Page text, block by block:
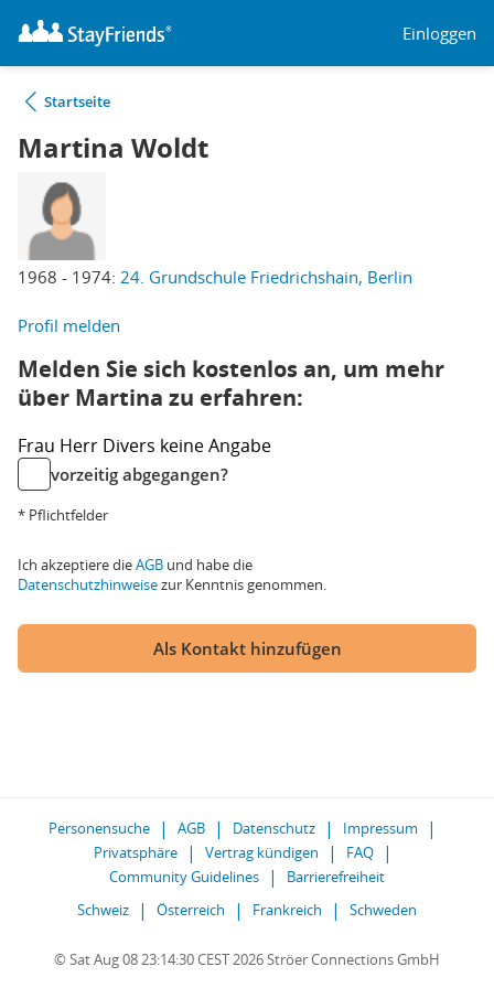
Einloggen
Startseite
Martina Woldt
1968 - 1974: 24. Grundschule Friedrichshain, Berlin
Profil melden
Melden Sie sich kostenlos an, um mehr
über Martina zu erfahren:
Frau Herr Divers keine Angabe
vorzeitig abgegangen?
* Pflichtfelder
Ich akzeptiere dieAGB und habe die
Datenschutzhinweisezur Kenntnis genommen.
Als Kontakt hinzufügen
Personensuche AGB Datenschutz
Impressum
Privatsphäre
Vertrag kündigen
FAQ
Community Guidelines
Barrierefreiheit
Schweiz
Österreich Frankreich Schweden
© Sat Aug 08 23:14:30 CEST 2026 Ströer Connections GmbH